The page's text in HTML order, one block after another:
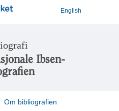
English
Ibsen-
Om bibliografien